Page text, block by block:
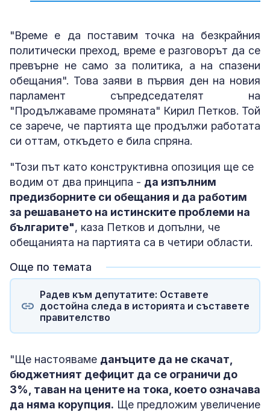
"Време е да поставим точка на безкрайния
политически преход, време е разговорът да се
превърне не само за политика, а на спазени
обещания". Това заяви в първия ден на новия
парламент съпредседателят на
"Продължаваме промяната" Кирил Петков. Той
се зарече, че партията ще продължи работата
си оттам, откъдето е била спряна.
"Този път като конструктивна опозиция ще се
водим от два принципа - да изпълним
предизборните си обещания и да работим
за решаването на истинските проблеми на
българите", каза Петков и допълни, че
обещанията на партията са в четири области.
Още по темата
Радев към депутатите: Оставете
достойна следа в историята и съставете
правителство
"Ще настояваме данъците да не скачат,
бюджетният дефицит да се ограничи до
3%, таван на цените на тока, което означава
да няма корупция. Ще предложим увеличение